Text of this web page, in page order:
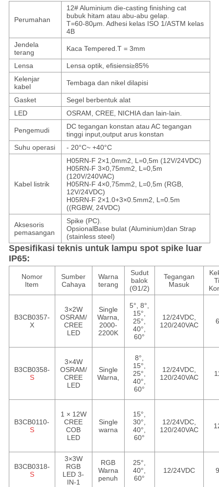
Perumahan
12# Aluminium die-casting finishing cat
bubuk hitam atau abu-abu gelap.
T=60-80μm. Adhesi kelas ISO 1/ASTM kelas
4B
Jendela
terang
Kaca Tempered.T = 3mm
Lensa Lensa optik, efisiensi≥85%
Kelenjar
kabel
Tembaga dan nikel dilapisi
Gasket
Segel berbentuk alat
LED
OSRAM, CREE, NICHIA dan lain-lain.
Pengemudi
DC tegangan konstan atau AC tegangan
tinggi input,output arus konstan
Suhu operasi
- 20°C~ +40°C
Kabel listrik
H05RN-F 2×1,0mm2, L=0,5m (12V/24VDC)
H05RN-F 3×0,75mm2, L=0,5m
(120V/240VAC)
H05RN-F 4×0,75mm2, L=0,5m (RGB,
12V/24VDC)
H05RN-F 2×1.0+3×0.5mm2, L=0.5m
((RGBW, 24VDC)
Aksesoris
pemasangan
Spike (PC).
OpsionalBase bulat (Aluminium)dan Strap
(stainless steel)
Spesifikasi teknis untuk lampu spot spike luar
IP65:
Nomor
Item
Sumber
Cahaya
Warna
terang
Sudut
balok
(Θ1/2)
Tegangan
Masuk
B3CB0357-
X
3×2W
OSRAM/
CREE
LED
Single
Warna,
2000-
2200K
5°, 8°,
15°,
25°,
40°,
60°
12/24VDC,
120/240VAC
B3CB0358-
S
3×4W
OSRAM/
CREE
LED
Single
Warna,
8°,
15°,
25°,
40°,
60°
12/24VDC,
120/240VAC
B3CB0110-
S
1 × 12W
CREE
COB
LED
Single
warna
15°,
30°,
40°,
60°
12/24VDC,
120/240VAC
B3CB0318-
S
3×3W
RGB
LED 3-
IN-1
RGB
Warna
penuh
25°,
40°,
60°
12/24VDC